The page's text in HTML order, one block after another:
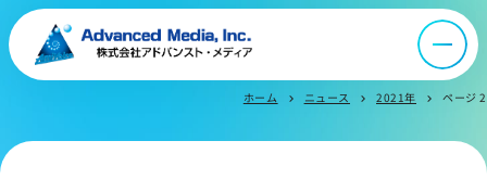
オウンドメディア
ホーム chevron_right ニュース chevron_right 2021年 chevron_right ページ 2